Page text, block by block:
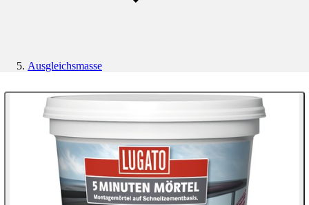
Ausgleichsmasse